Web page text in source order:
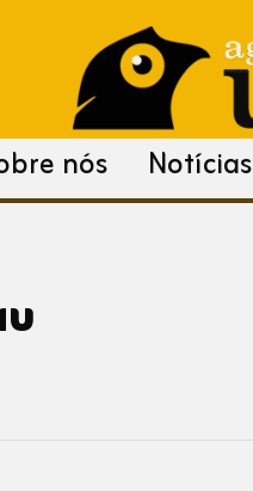
nós Notícias